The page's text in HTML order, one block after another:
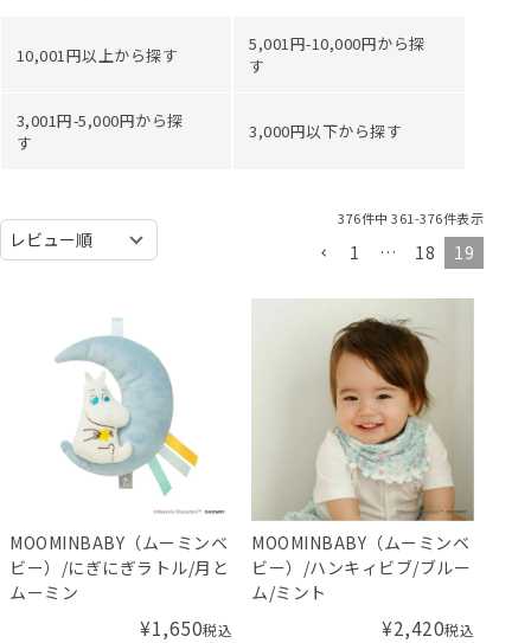
10,001円以上から探す
5,001円-10,000円から探
す
3,001円-5,000円から探
す
3,000円以下から探す
376件中 361-376件表示
1 … 18 19
MOOMINBABY（ムーミンベ
ビー）/にぎにぎラトル/月と
ムーミン
¥1,650税込
MOOMINBABY（ムーミンベ
ビー）/ハンキィビブ/ブルー
ム/ミント
¥2,420税込